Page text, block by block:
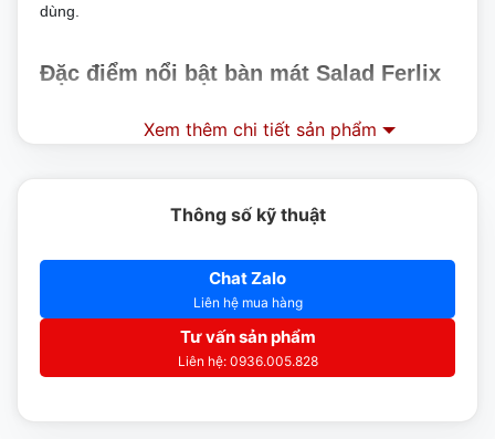
dùng.
Đặc điểm nổi bật bàn mát Salad Ferlix
phía trên của bàn
Bảng điều khiển hiển thị rõ nhiệt độ cài đặt trong tủ,
giúp người dùng dễ dàng thao tác.
Xem thêm chi tiết sản phẩm
Thông số kỹ thuật
Chat Zalo
Liên hệ mua hàng
Tư vấn sản phẩm
Liên hệ: 0936.005.828